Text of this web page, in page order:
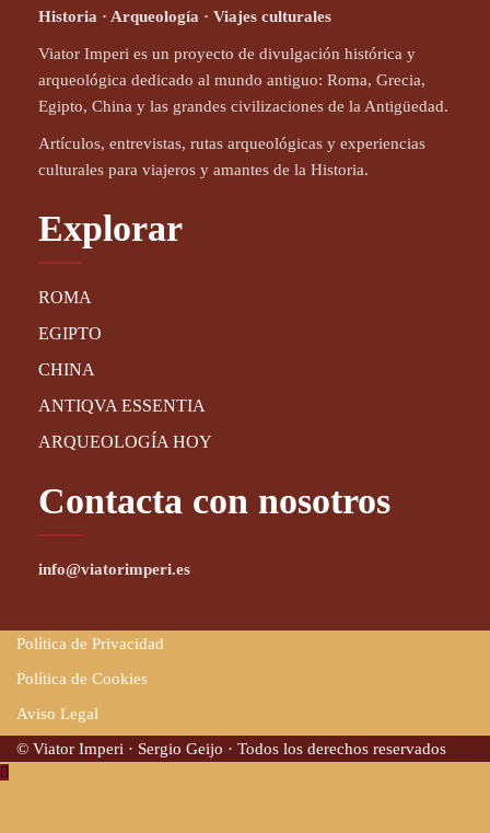
Historia · Arqueología · Viajes culturales
Viator Imperi es un proyecto de divulgación histórica y
arqueológica dedicado al mundo antiguo: Roma, Grecia,
Egipto, China y las grandes civilizaciones de la Antigüedad.
Artículos, entrevistas, rutas arqueológicas y experiencias
culturales para viajeros y amantes de la Historia.
Explorar
ROMA
EGIPTO
CHINA
ANTIQVA ESSENTIA
ARQUEOLOGÍA HOY
Contacta con nosotros
info@viatorimperi.es
Política de Privacidad
Política de Cookies
Aviso Legal
© Viator Imperi · Sergio Geijo · Todos los derechos reservados